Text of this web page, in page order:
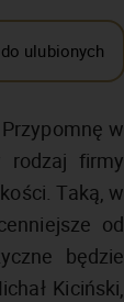
ulubionych
w
rodzaj firmy
Taką, w
od
będzie
Kiciński,